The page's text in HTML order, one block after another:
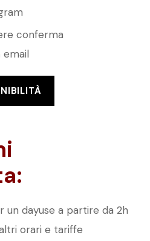
conferma
email
un dayuse a partire da 2h
orari e tariffe